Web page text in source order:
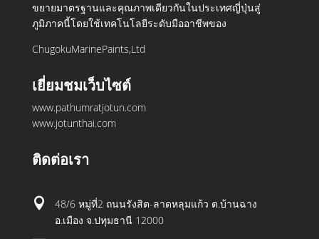
ขยายมาตรฐานและคุณภาพเดียวกันในประเทศญี่ปุ่นสู่
ภูมิภาคนี้โดยใช้เทคโนโลยีระดับมืออาชีพของ
ChugokuMarinePaints,Ltd
เยี่ยมชมเว็บไซต์
www.pathumratjotun.com
www.jotunthai.com
ติดต่อเรา

48/6 หมู่ที่2 ถนนรังสิต-ลาดหลุมแก้ว ต.บ้านฉาง
อ.เมือง จ.ปทุมธานี 12000